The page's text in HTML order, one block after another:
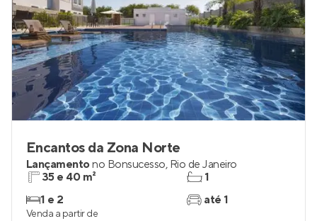
Encantos da Zona Norte
Lançamentono Bonsucesso, Rio de Janeiro
35 e 40 m²
1 e 2
1
até 1
Venda a partir de